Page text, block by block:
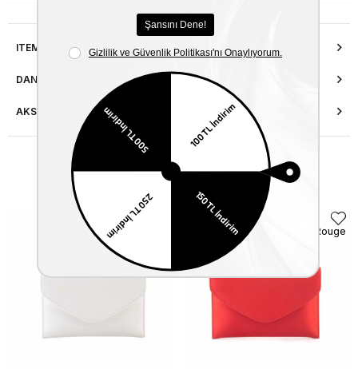
ITEM FEATURES
DANIŞMA HATTI
AKSESUAR ONARIMI
Similar Items
Rouge